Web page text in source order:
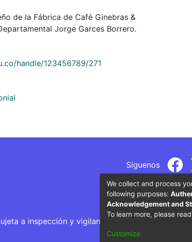
de la Fábrica de Café Ginebras &
Jorge Garces Borrero.
handle/123456789/271
Síguenos
a inspección y vigilancia por parte del
We collect and process
following purposes:
Acknowledgement and
To learn more, please
Customize